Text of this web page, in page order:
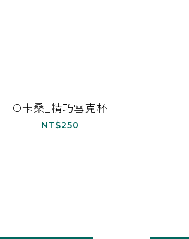
O卡桑_精巧雪克杯
NT$250